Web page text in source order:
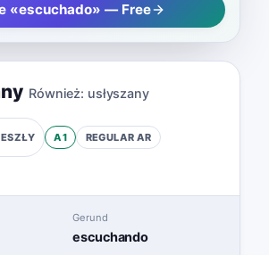
«escuchado» — Free
Również: usłyszany
A1 REGULAR AR
Gerund
escuchando